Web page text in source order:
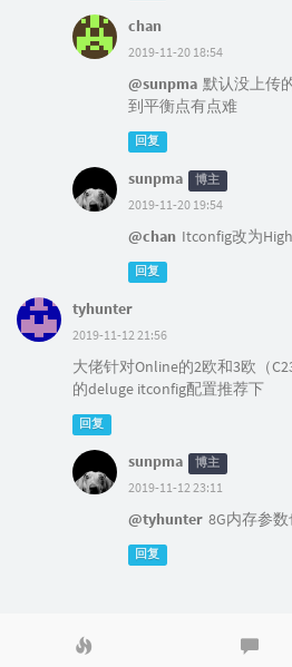
chan
2019-11-20 18:54
@sunpma 默认没上传
到平衡点有点难
回复
sunpma 博主
2019-11-20 19:54
@chan Itconfig改为
回复
tyhunter
2019-11-12 21:56
大佬针对Online的2欧和3欧（
的deluge itconfig配置推荐下
回复
sunpma 博主
2019-11-12 23:11
@tyhunter 8G内存参
回复